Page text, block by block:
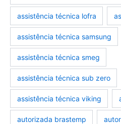
assistência técnica lofra
assistência técnica samsung
assistência técnica smeg
assistência técnica sub zero
assistência técnica viking
autorizada brastemp